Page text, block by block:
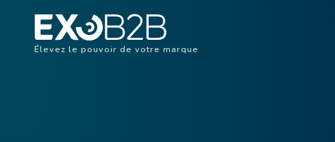
Élevez le pouvoir de votre marque